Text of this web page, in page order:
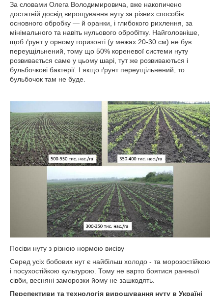
За словами Олега Володимировича, вже накопичено
достатній досвід вирощування нуту за різних способів
основного обробку — й оранки, і глибокого рихлення, за
мінімального та навіть нульового обробітку. Найголовніше,
щоб ґрунт у орному горизонті (у межах 20-30 см) не був
переущільнений, тому що 50% кореневої системи нуту
розвивається саме у цьому шарі, тут же розвиваються і
бульбочкові бактерії. І якщо ґрунт переущільнений, то
бульбочок там не буде.
Посіви нуту з різною нормою висіву
Серед усіх бобових нут є найбільш холодо - та морозостійкою
і посухостійкою культурою. Тому не варто боятися ранньої
сівби, весняні заморозки йому не зашкодять.
Перспективи та технологія вирощування нуту в Україні